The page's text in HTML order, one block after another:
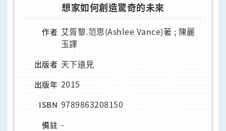
想家如何創造驚奇的未來
作者 艾胥黎.范思(Ashlee Vance)著 ; 陳麗
玉譯
出版者 天下遠見
出版年 2015
ISBN 9789863208150
備註 -